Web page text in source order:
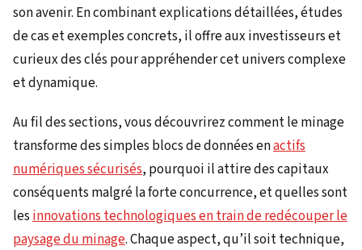
son avenir. En combinant explications détaillées, études
de cas et exemples concrets, il offre aux investisseurs et
curieux des clés pour appréhender cet univers complexe
et dynamique.
Au fil des sections, vous découvrirez comment le minage
transforme des simples blocs de données enactifs
numériques sécurisés, pourquoi il attire des capitaux
conséquents malgré la forte concurrence, et quelles sont
les innovations technologiques en train de redécouper le
paysage du minage. Chaque aspect, qu’il soit technique,